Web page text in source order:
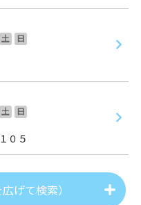
土
日
土
日
０５
げて検索）